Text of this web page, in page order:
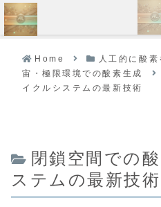
Home 人工的に酸素
宙・極限環境での酸素生成
イクルシステムの最新技術
閉鎖空間での
ステムの最新技術
ホーム